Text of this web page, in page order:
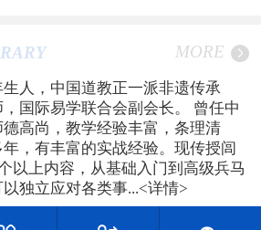
MORE
人，中国道教正一派非遗传承
国际易学联合会副会长。 曾任中
高尚，教学经验丰富，条理清
，有丰富的实战经验。现传授闾
以上内容，从基础入门到高级兵马
独立应对各类事...<详情>